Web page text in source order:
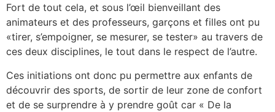
Fort de tout cela, et sous l’œil bienveillant des
animateurs et des professeurs, garçons et filles ont pu
«tirer, s’empoigner, se mesurer, se tester» au travers de
ces deux disciplines, le tout dans le respect de l’autre.
Ces initiations ont donc pu permettre aux enfants de
découvrir des sports, de sortir de leur zone de confort
et de se surprendre à y prendre goût car « De la